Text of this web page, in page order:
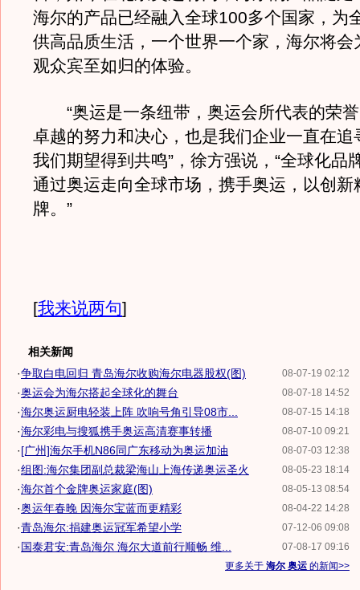
海尔的产品已经融入全球100多个国家，为
供高品质生活，一个世界一个家，海尔将会
观众宾至如归的体验。
“奥运是一条纽带，奥运会所代表的荣誉
卓越的努力和决心，也是我们企业一直在追
我们期望得到共鸣”，徐方强说，“全球化品
通过奥运走向全球市场，携手奥运，以创新
牌。”
[我来说两句]
相关新闻
08-07-19 02:12
·争取白电回归 青岛海尔收购海尔电器股权(图)
08-07-18 14:52
·奥运会为海尔搭起全球化的舞台
08-07-15 14:18
·海尔奥运厨电轻装上阵 吹响号角引导08市...
08-07-10 09:21
·海尔彩电与搜狐携手奥运高清赛事转播
08-07-03 12:38
·[广州]海尔手机N86同广东移动为奥运加油
08-05-23 18:14
·组图:海尔集团副总裁梁海山上海传递奥运圣火
08-05-13 08:54
·海尔首个金牌奥运家庭(图)
08-04-22 14:28
·奥运年春晚 因海尔宝蓝而更精彩
07-12-06 09:08
·青岛海尔:捐建奥运冠军希望小学
07-08-17 09:16
·国泰君安:青岛海尔 海尔大道前行顺畅 维...
更多关于 海尔 奥运 的新闻>>